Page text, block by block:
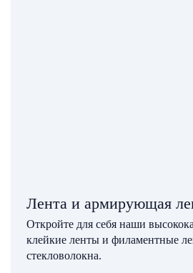
Лента и армирующая
Откройте для себя наши
клейкие ленты и филаментные
стекловолокна.